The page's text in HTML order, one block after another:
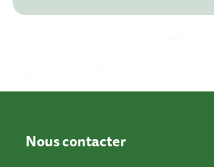
Nous contacter